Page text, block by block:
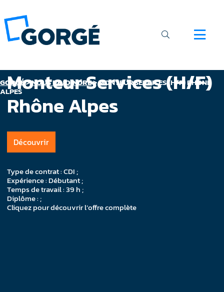
GORGÉ>NOUS REJOINDRE>MONTEUR SERVICES (H/F) RHÔNE
ALPES
Monteur Services (H/F)
Rhône Alpes
Découvrir
Type de contrat : CDI ;
Expérience : Débutant ;
Temps de travail : 39 h ;
Diplôme : ;
Cliquez pour découvrir l’offre complète